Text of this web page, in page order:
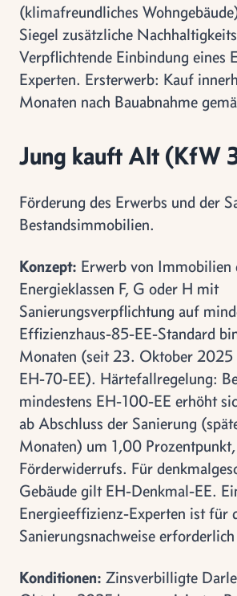
(klimafreundliches
Siegel zusätzliche
Verpflichtende Einbindung eines
Experten. Ersterwerb: Kauf
Monaten nach Bauabnahme
Jung kauft Alt (KfW
Förderung des Erwerbs und der
Bestandsimmobilien.
Konzept: Erwerb von Immobilien
Energieklassen F, G oder H mit
Sanierungsverpflichtung auf
Effizienzhaus-85-EE-Standard
Monaten (seit 23. Oktober 2025
EH-70-EE). Härtefallregelung:
mindestens EH-100-EE erhöht
ab Abschluss der Sanierung
Monaten) um 1,00
Förderwiderrufs. Für
Gebäude gilt EH-Denkmal-EE.
Energieeffizienz-Experten ist für
Sanierungsnachweise erforderlich
Konditionen: Zinsverbilligte